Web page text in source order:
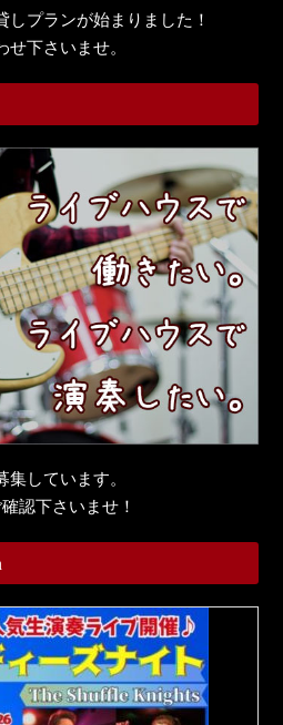
プランが始まりました！
下さいませ。
しています。
認下さいませ！